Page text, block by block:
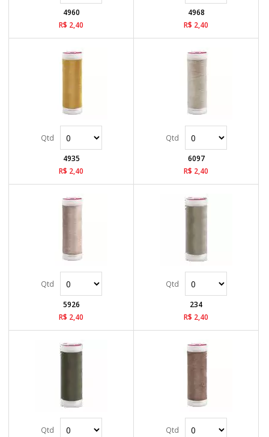
4960
R$ 2,40
4968
R$ 2,40
4935
R$ 2,40
6097
R$ 2,40
5926
R$ 2,40
234
R$ 2,40